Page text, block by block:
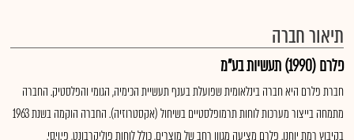
תיאור חברה
פלרם (1990) תעשיות בע"מ
חברת פלרם היא חברה בינלאומית שפועלת בענף תעשיית הכימיה, הגומי והפלסטיק. החברה
מתמחה בייצור מערכות לוחות תרמופלסטיים בשיחול (אקסטרוזיה). החברה הוקמה בשנת 1963
בקיבוץ רמת יוחנן. פלרם מציעה מגוון רחב של מוצרים, כולל לוחות פוליקרבונט, פי.וי.סי.